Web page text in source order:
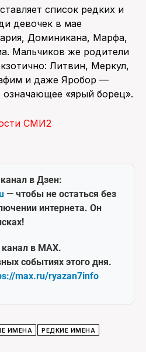
список редких и
девочек в мае
Доминикана, Марфа,
Мальчиков же родители
Литвин, Меркул,
и даже Яробор —
означающее «ярый борец».
СМИ2
в Дзен:
— чтобы не остаться без
интернета. Он
в MAX.
событиях этого дня.
max.ru/ryazan7info
ИМЕНА РЕДКИЕ ИМЕНА